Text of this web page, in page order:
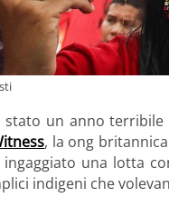
un anno
, la ong
ingaggiato una lotta
indigeni che